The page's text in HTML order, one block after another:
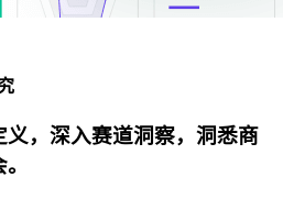
，深入赛道洞察，洞悉商